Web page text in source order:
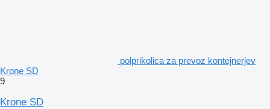
polprikolica za prevoz kontejnerjev
Krone SD
9
Krone SD